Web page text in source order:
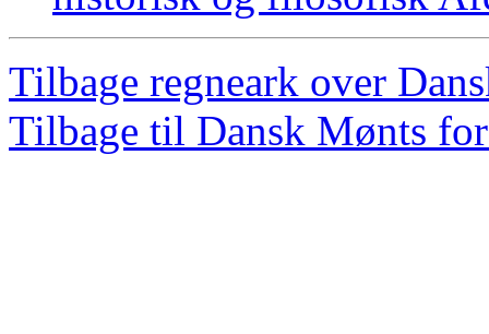
Tilbage regneark over
Tilbage til Dansk Mønts